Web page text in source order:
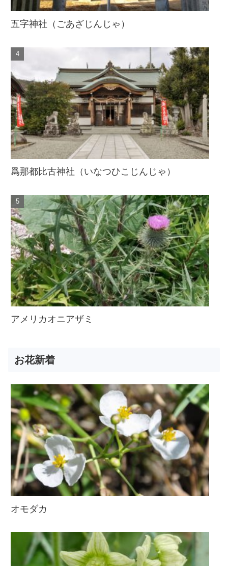
五字神社（ごあざじんじゃ）
爲那都比古神社（いなつひこじんじゃ）
アメリカオニアザミ
お花新着
オモダカ